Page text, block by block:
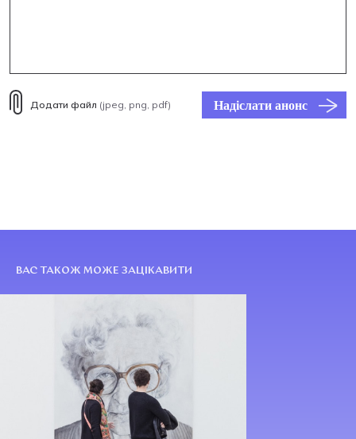
Додати файл (jpeg, png, pdf) Надіслати анонс
ВАС ТАКОЖ МОЖЕ ЗАЦІКАВИТИ